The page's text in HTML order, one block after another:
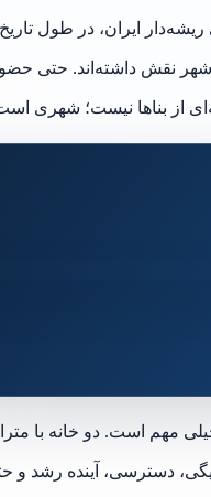
ایران، در طول
نقش داشته‌اند. حتی
بناها نیست؛ شهری است
مهم است. دو خانه با
دسترسی، آینده رشد و